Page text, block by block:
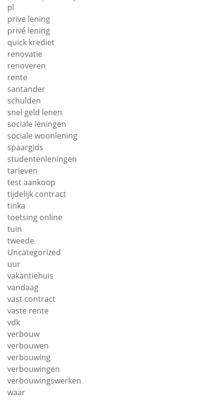
pl
prive lening
privé lening
quick krediet
renovatie
renoveren
rente
santander
schulden
snel geld lenen
sociale leningen
sociale woonlening
spaargids
studentenleningen
tarieven
test aankoop
tijdelijk contract
tinka
toetsing online
tuin
tweede
Uncategorized
uur
vakantiehuis
vandaag
vast contract
vaste rente
vdk
verbouw
verbouwen
verbouwing
verbouwingen
verbouwingswerken
waar